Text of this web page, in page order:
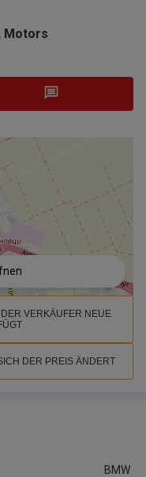
Motors
VERKÄUFER NEUE
DER PREIS ÄNDERT
BMW